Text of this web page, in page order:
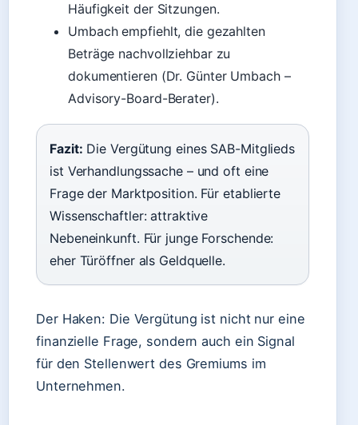
Häufigkeit der Sitzungen.
Umbach empfiehlt, die gezahlten
Beträge nachvollziehbar zu
dokumentieren (Dr. Günter Umbach –
Advisory-Board-Berater).
Fazit: Die Vergütung eines SAB-Mitglieds
ist Verhandlungssache – und oft eine
Frage der Marktposition. Für etablierte
Wissenschaftler: attraktive
Nebeneinkunft. Für junge Forschende:
eher Türöffner als Geldquelle.
Der Haken: Die Vergütung ist nicht nur eine
finanzielle Frage, sondern auch ein Signal
für den Stellenwert des Gremiums im
Unternehmen.